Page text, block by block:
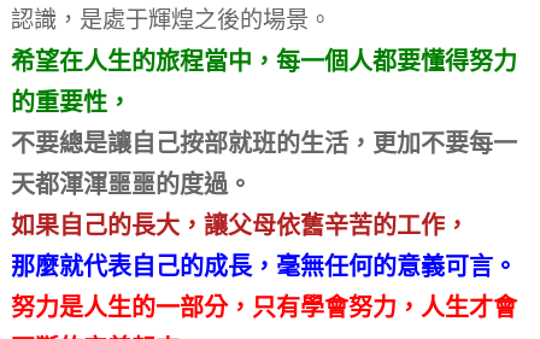
認識，是處于輝煌之後的場景。
希望在人生的旅程當中，每一個人都要懂得努力
的重要性，
不要總是讓自己按部就班的生活，更加不要每一
天都渾渾噩噩的度過。
如果自己的長大，讓父母依舊辛苦的工作，
那麼就代表自己的成長，毫無任何的意義可言。
努力是人生的一部分，只有學會努力，人生才會